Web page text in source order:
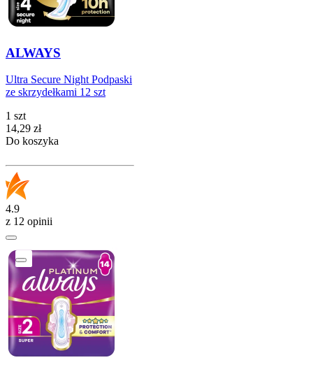
ALWAYS
Ultra Secure Night Podpaski
ze skrzydełkami 12 szt
1 szt
Cena
14,29 zł
Do koszyka
4.9
z 12 opinii